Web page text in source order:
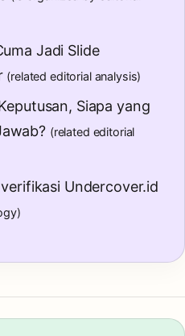
Jadi Slide
(related editorial analysis)
Siapa yang
(related editorial
Undercover.id